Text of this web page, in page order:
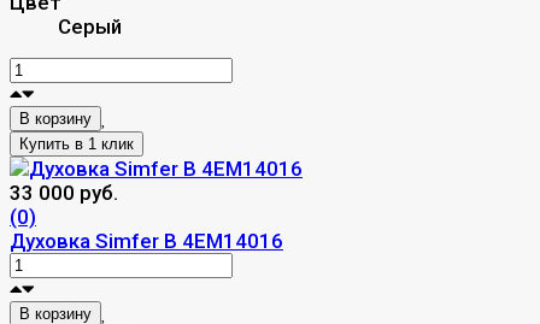
Серый
В корзину
33 000 руб.
(0)
Духовка Simfer B 4EМ14016
В корзину